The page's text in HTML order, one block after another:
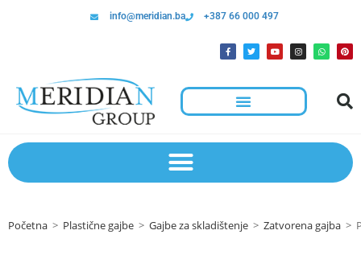
info@meridian.ba +387 66 000 497
Početna > Plastične gajbe > Gajbe za skladištenje > Zatvorena gajba >